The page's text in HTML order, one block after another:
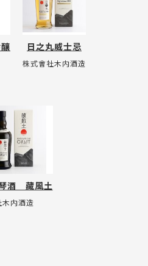
日之丸威士忌
株式會社木内酒造
酒 藏風土
内酒造